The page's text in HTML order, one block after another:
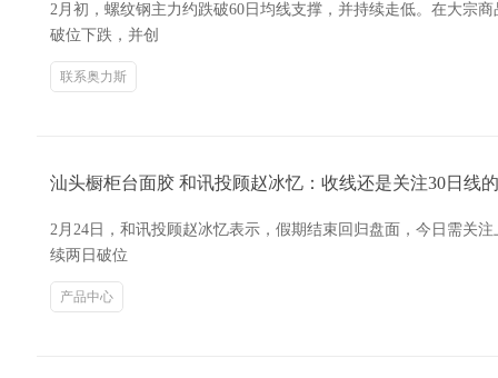
2月初，螺纹钢主力约跌破60日均线支撑，并持续走低。在大宗
破位下跌，并创
联系奥力斯
汕头橱柜台面胶 和讯投顾赵冰忆：收线还是关注30日线
2月24日，和讯投顾赵冰忆表示，假期结束回归盘面，今日需关
续两日破位
产品中心